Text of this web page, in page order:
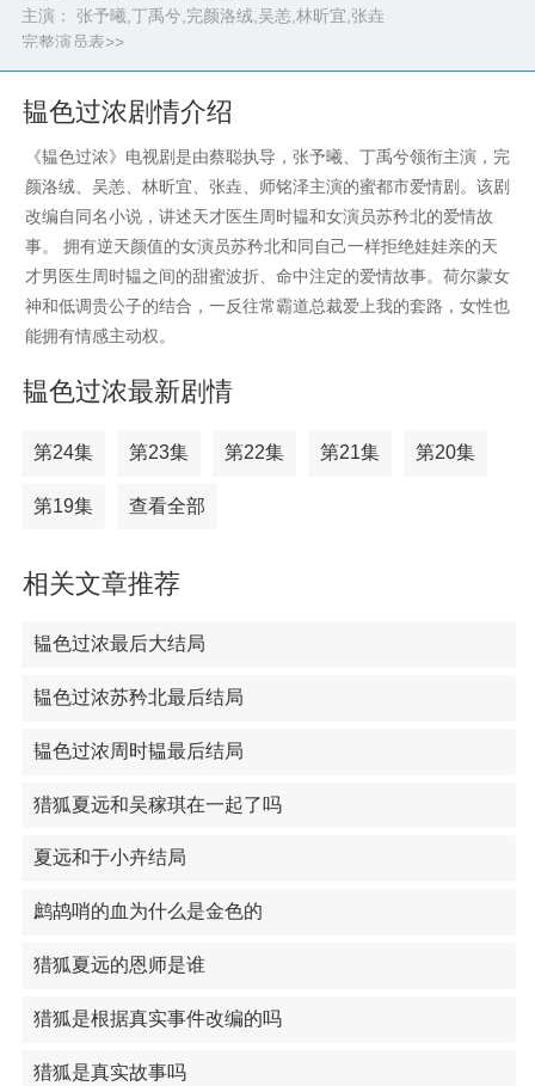
主演： 张予曦,丁禹兮,完颜洛绒,吴恙,林昕宜,张垚
完整演员表>>
韫色过浓剧情介绍
《韫色过浓》电视剧是由蔡聪执导，张予曦、丁禹兮领衔主演，完
颜洛绒、吴恙、林昕宜、张垚、师铭泽主演的蜜都市爱情剧。该剧
改编自同名小说，讲述天才医生周时韫和女演员苏矜北的爱情故
事。 拥有逆天颜值的女演员苏矜北和同自己一样拒绝娃娃亲的天
才男医生周时韫之间的甜蜜波折、命中注定的爱情故事。荷尔蒙女
神和低调贵公子的结合，一反往常霸道总裁爱上我的套路，女性也
能拥有情感主动权。
韫色过浓最新剧情
第24集 第23集 第22集 第21集 第20集
第19集 查看全部
相关文章推荐
韫色过浓最后大结局
韫色过浓苏矜北最后结局
韫色过浓周时韫最后结局
猎狐夏远和吴稼琪在一起了吗
夏远和于小卉结局
鹧鸪哨的血为什么是金色的
猎狐夏远的恩师是谁
猎狐是根据真实事件改编的吗
猎狐是真实故事吗